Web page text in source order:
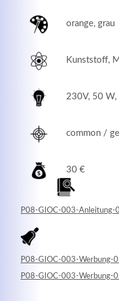
orange, grau
Kunststoff,
230V, 50 W,
common /
30 €
P08-GIOC-003-Anleitung-
P08-GIOC-003-Werbung-
P08-GIOC-003-Werbung-
Lorem ipsum dolor